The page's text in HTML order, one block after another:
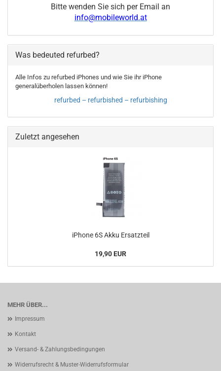
Bitte wenden Sie sich per Email an
info@mobileworld.at
Was bedeuted refurbed?
Alle Infos zu refurbed iPhones und wie Sie ihr iPhone
generalüberholen lassen können!
refurbed – refurbished – refurbishing
Zuletzt angesehen
iPhone 6S Akku Ersatzteil
19,90 EUR
MEHR ÜBER...
Impressum
Kontakt
Versand- & Zahlungsbedingungen
Widerrufsrecht & Muster-Widerrufsformular